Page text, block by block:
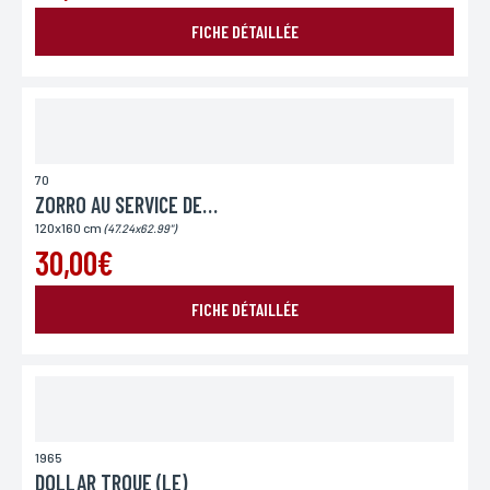
FICHE DÉTAILLÉE
70
ZORRO AU SERVICE DE LA REINE
120x160 cm (47.24x62.99")
30,00€
FICHE DÉTAILLÉE
1965
DOLLAR TROUE (LE)